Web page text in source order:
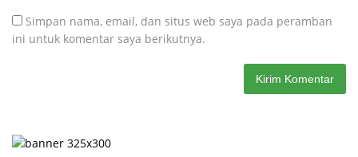
Simpan nama, email, dan situs web saya pada peramban
ini untuk komentar saya berikutnya.